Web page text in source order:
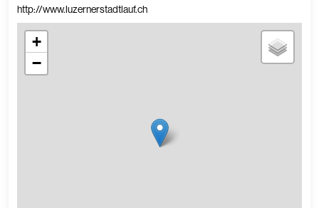
http://www.luzernerstadtlauf.ch
+
−